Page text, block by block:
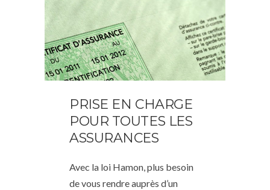
PRISE EN CHARGE
POUR TOUTES LES
ASSURANCES
Avec la loi Hamon, plus besoin
de vous rendre auprès d’un